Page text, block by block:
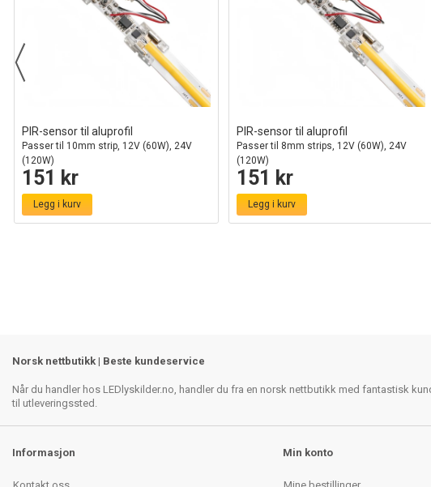
PIR-sensor til aluprofil
Passer til 10mm strip, 12V (60W), 24V
(120W)
151 kr
Legg i kurv
PIR-sensor til aluprofil
Passer til 8mm strips, 12V (60W), 24V
(120W)
151 kr
Legg i kurv
Norsk nettbutikk | Beste kundeservice
Når du handler hos LEDlyskilder.no, handler du fra en norsk nettbutikk med fantastisk
til utleveringssted.
Informasjon Min konto